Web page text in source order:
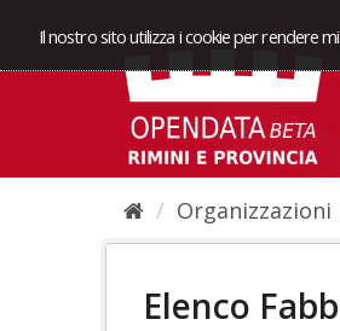
Il nostro sito utilizza i cookie per rendere
Organizzazioni
Elenco